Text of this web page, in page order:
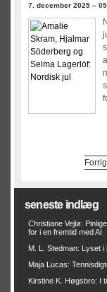
7. december 2025 –
seneste indlæg
Christiane Vejlø:
for i en fremtid med AI
M. L. Stedman: Lyset i
Maja Lucas:
Kirstine K. Høgsbro: I